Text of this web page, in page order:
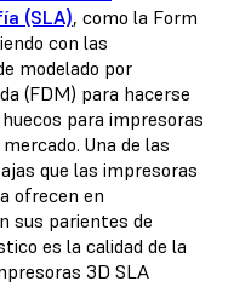
(SLA), como la Form
con las
modelado por
(FDM) para hacerse
para impresoras
Una de las
que las impresoras
ofrecen en
sus parientes de
es la calidad de la
3D SLA